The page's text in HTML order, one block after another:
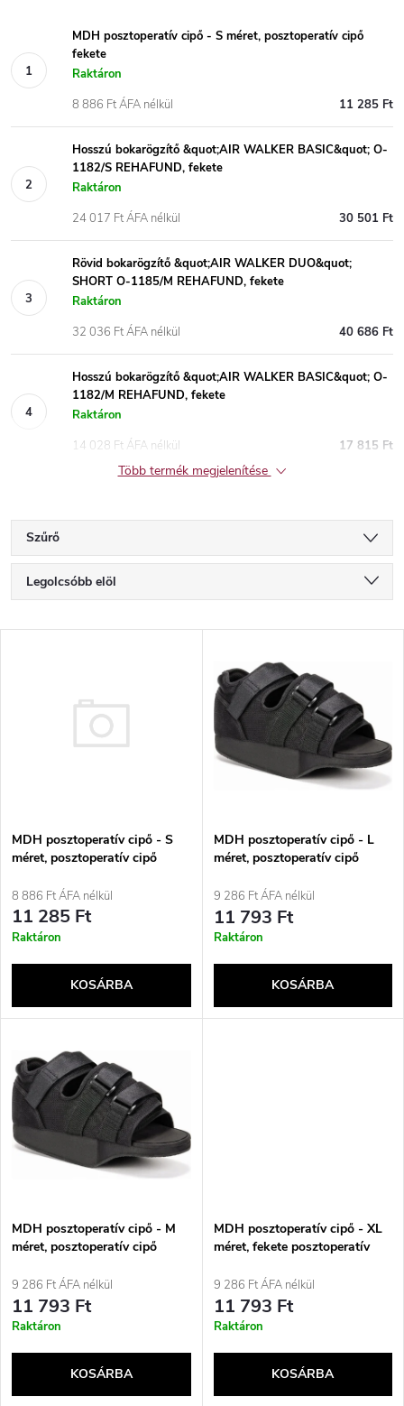
MDH posztoperatív cipő - S méret, posztoperatív cipő
fekete
Raktáron
11 285 Ft
8 886 Ft ÁFA nélkül
Hosszú bokarögzítő &quot;AIR WALKER BASIC&quot; O-
1182/S REHAFUND, fekete
Raktáron
30 501 Ft
24 017 Ft ÁFA nélkül
Rövid bokarögzítő &quot;AIR WALKER DUO&quot;
SHORT O-1185/M REHAFUND, fekete
Raktáron
40 686 Ft
32 036 Ft ÁFA nélkül
Hosszú bokarögzítő &quot;AIR WALKER BASIC&quot; O-
1182/M REHAFUND, fekete
Raktáron
17 815 Ft
14 028 Ft ÁFA nélkül
Több termék megjelenítése
Szűrő
T
e
e
k
r
n
d
e
é
s
e
Legolcsóbb elöl
é
k
e
k
l
i
s
t
j
a
MDH posztoperatív cipő - S
méret, posztoperatív cipő
8 886 Ft ÁFA nélkül
11 285 Ft
Raktáron
KOSÁRBA
MDH posztoperatív cipő - L
méret, posztoperatív cipő
9 286 Ft ÁFA nélkül
11 793 Ft
Raktáron
KOSÁRBA
MDH posztoperatív cipő - M
méret, posztoperatív cipő
9 286 Ft ÁFA nélkül
11 793 Ft
Raktáron
KOSÁRBA
MDH posztoperatív cipő - XL
méret, fekete posztoperatív
9 286 Ft ÁFA nélkül
11 793 Ft
Raktáron
KOSÁRBA